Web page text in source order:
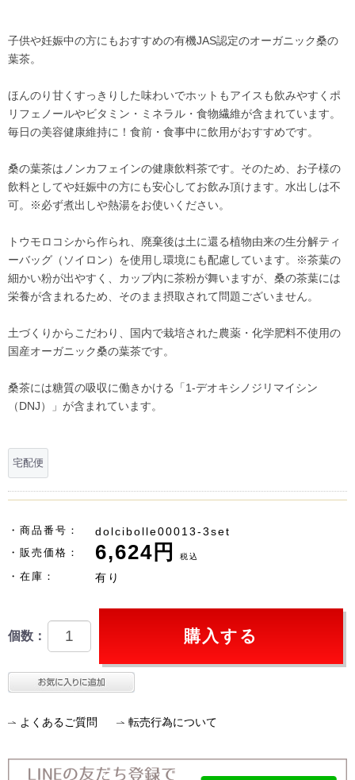
子供や妊娠中の方にもおすすめの有機JAS認定のオーガニック桑の
葉茶。
ほんのり甘くすっきりした味わいでホットもアイスも飲みやすくポ
リフェノールやビタミン・ミネラル・食物繊維が含まれています。
毎日の美容健康維持に！食前・食事中に飲用がおすすめです。
桑の葉茶はノンカフェインの健康飲料茶です。そのため、お子様の
飲料としてや妊娠中の方にも安心してお飲み頂けます。水出しは不
可。※必ず煮出しや熱湯をお使いください。
トウモロコシから作られ、廃棄後は土に還る植物由来の生分解ティ
ーバッグ（ソイロン）を使用し環境にも配慮しています。※茶葉の
細かい粉が出やすく、カップ内に茶粉が舞いますが、桑の茶葉には
栄養が含まれるため、そのまま摂取されて問題ございません。
土づくりからこだわり、国内で栽培された農薬・化学肥料不使用の
国産オーガニック桑の葉茶です。
桑茶には糖質の吸収に働きかける「1-デオキシノジリマイシン
（DNJ）」が含まれています。
宅配便
商品番号： dolcibolle00013-3set
販売価格： 6,624円 税込
在庫： 有り
個数： 購入する
よくあるご質問 転売行為について